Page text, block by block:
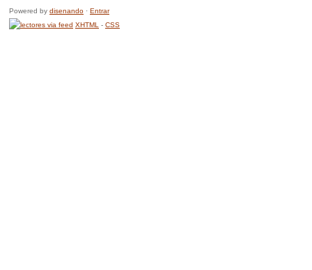
Powered by disenando · Entrar
XHTML
- CSS